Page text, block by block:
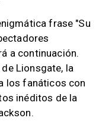
frase "Su
a continuación.
Lionsgate, la
los fanáticos con
inéditos de la